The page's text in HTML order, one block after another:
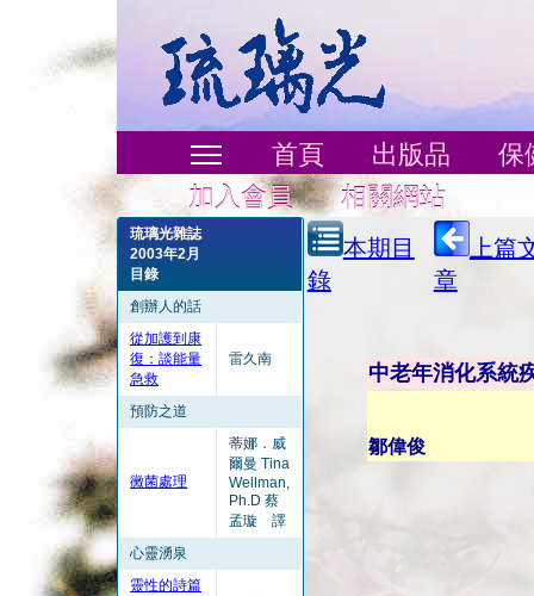
首頁 出版品
保
加入會員
相關網站
琉璃光雜誌
2003年2月
目錄
創辦人的話
從加護到康
復：談能量
急救
雷久南
預防之道
黴菌處理
蒂娜．威
爾曼 Tina
Wellman,
Ph.D 蔡
孟璇 譯
心靈湧泉
靈性的詩篇
本期目
錄
上篇
章
中老年消化系統
鄒偉俊